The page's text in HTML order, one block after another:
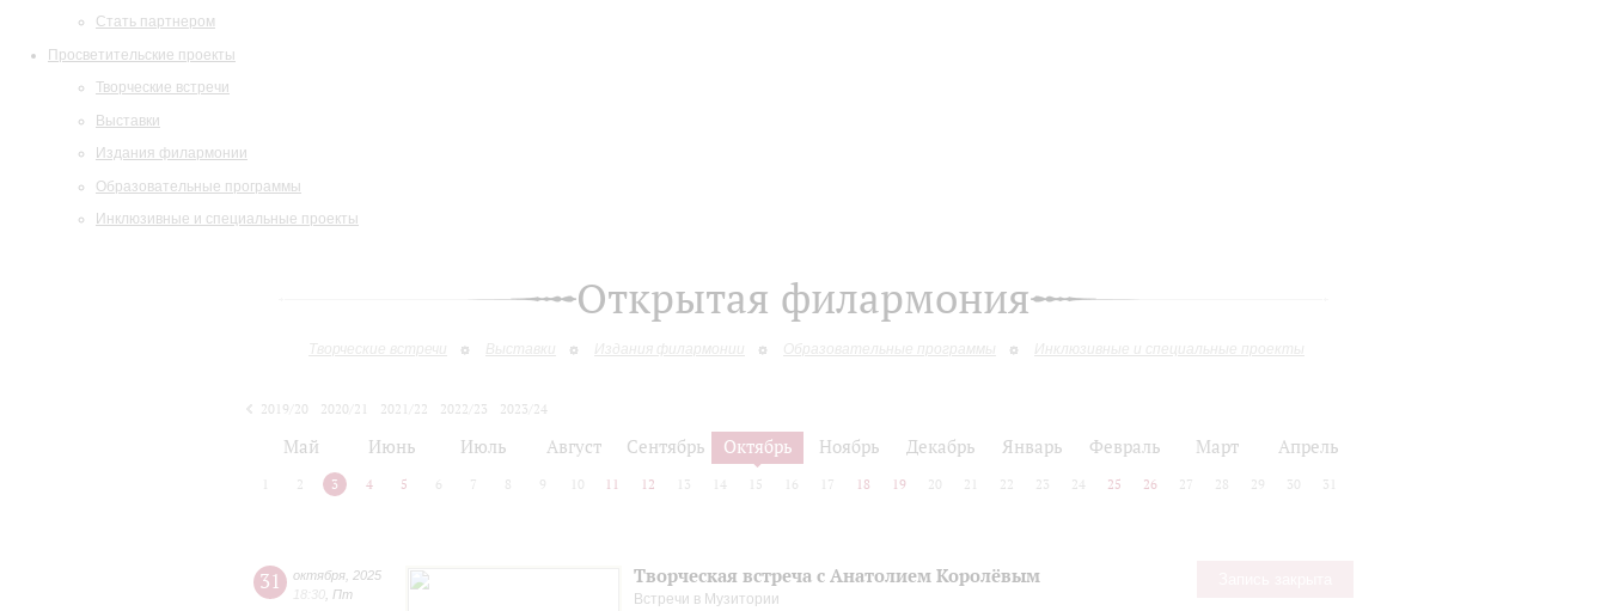
Стать партнером
Просветительские проекты
Творческие встречи
Выставки
Издания филармонии
Образовательные программы
Инклюзивные и специальные проекты
Открытая филармония
Творческие встречи Выставки Издания филармонии Образовательные программы Инклюзивные и специальные проекты
2019/20 2020/21 2021/22 2022/23
2023/24
Май Июнь Июль Август Сентябрь Октябрь Ноябрь Декабрь Январь Февраль Март Апрель
2 3 4 5 6 7 8 9 10 11 12 13 14 15 16 17 18 19 20 21 22 23 24 25 26 27 28 29 30 31
31 октября 2025
18:30 Пт
Творческая встреча с Анатолием Королёвым
Встречи в Музитории